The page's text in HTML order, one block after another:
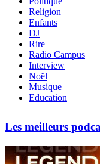
Religion
Enfants
DJ
Rire
Radio Campus
Interview
Noël
Musique
Education
Les meilleurs